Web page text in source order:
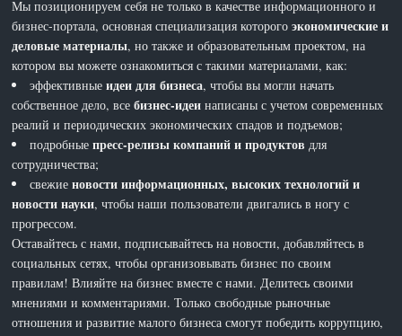
Мы позиционируем себя не только в качестве информационного и
бизнес-портала, основная специализация которогоэкономические и
деловые материалы, но также и образовательным проектом, на
котором вы можете ознакомиться с такими материалами, как:
эффективныеидеи для бизнеса, чтобы вы могли начать
собственное дело, всебизнес-идеи написаны с учетом современных
реалий и периодических экономических спадов и подъемов;
подробныепресс-релизы компаний и продуктов для
сотрудничества;
свежиеновости информационных, высоких технологий и
новости науки, чтобы наши пользователи двигались в ногу с
прогрессом.
Оставайтесь с нами, подписывайтесь на новости, добавляйтесь в
социальных сетях, чтобы организовывать бизнес по своим
правилам! Влияйте на бизнес вместе с нами. Делитесь своими
мнениями и комментариями. Только свободные рыночные
отношения и развитие малого бизнеса смогут победить коррупцию,